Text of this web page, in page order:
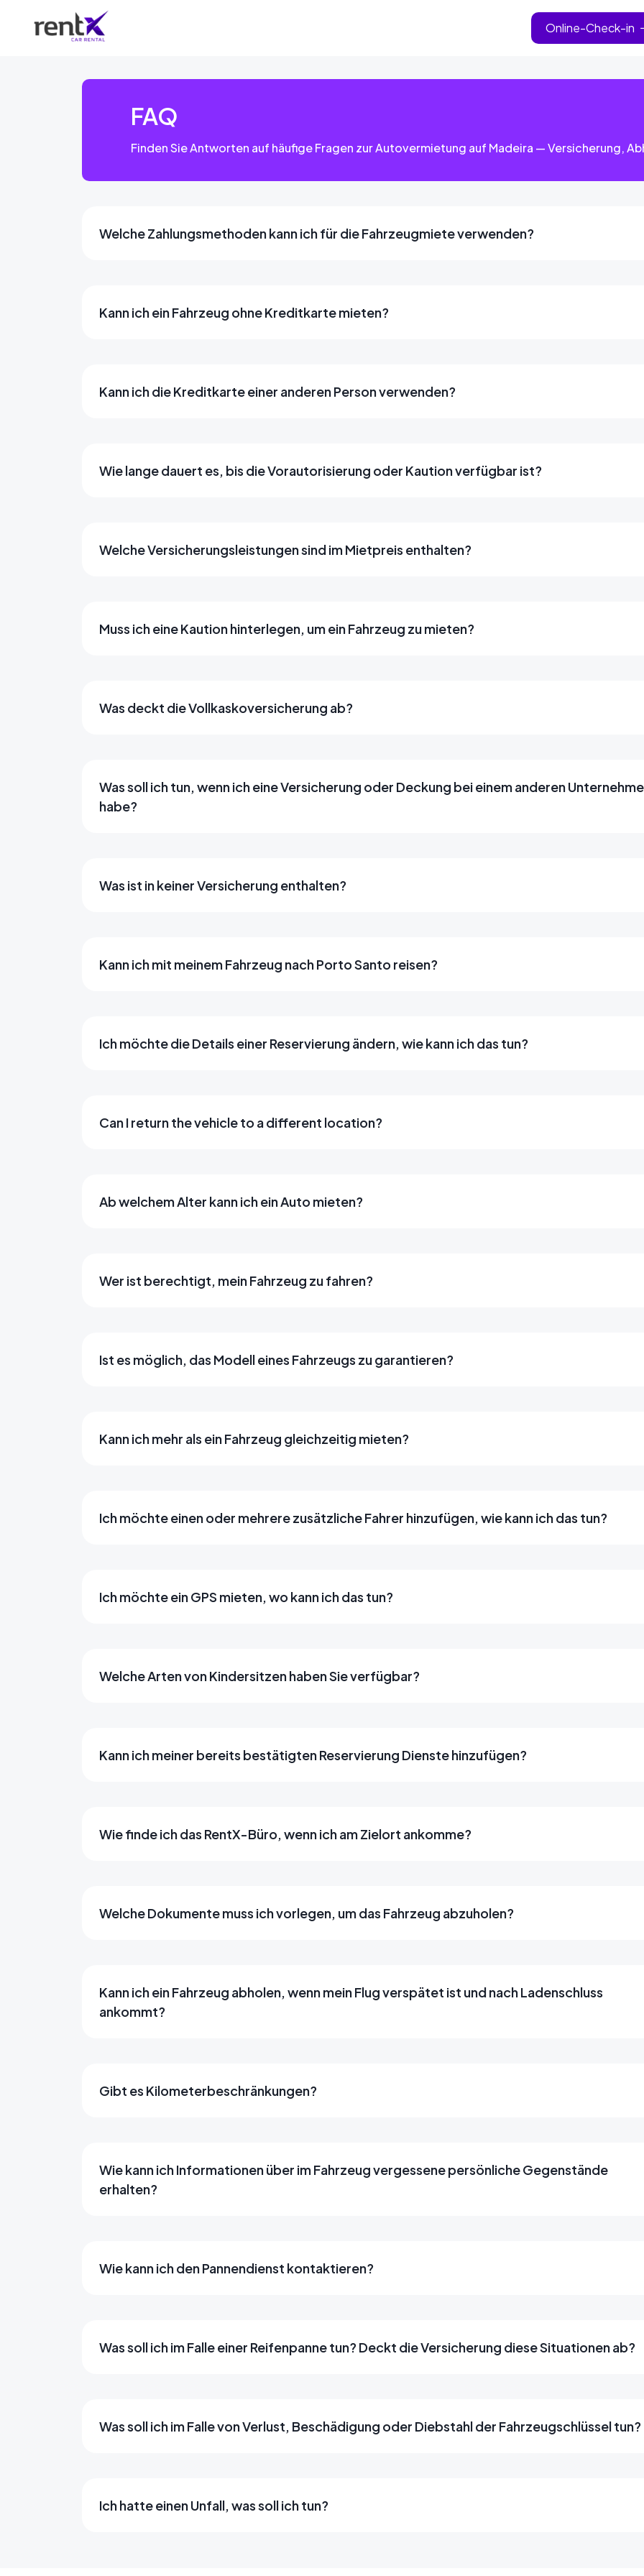
Online-Check-in
FAQ
Finden Sie Antworten auf häufige Fragen zur Autovermietung auf Madeira — Versicherung,
Welche Zahlungsmethoden kann ich für die Fahrzeugmiete verwenden?
Kann ich ein Fahrzeug ohne Kreditkarte mieten?
Kann ich die Kreditkarte einer anderen Person verwenden?
Wie lange dauert es, bis die Vorautorisierung oder Kaution verfügbar ist?
Welche Versicherungsleistungen sind im Mietpreis enthalten?
Muss ich eine Kaution hinterlegen, um ein Fahrzeug zu mieten?
Was deckt die Vollkaskoversicherung ab?
Was soll ich tun, wenn ich eine Versicherung oder Deckung bei einem anderen
habe?
Was ist in keiner Versicherung enthalten?
Kann ich mit meinem Fahrzeug nach Porto Santo reisen?
Ich möchte die Details einer Reservierung ändern, wie kann ich das tun?
Can I return the vehicle to a different location?
Ab welchem Alter kann ich ein Auto mieten?
Wer ist berechtigt, mein Fahrzeug zu fahren?
Ist es möglich, das Modell eines Fahrzeugs zu garantieren?
Kann ich mehr als ein Fahrzeug gleichzeitig mieten?
Ich möchte einen oder mehrere zusätzliche Fahrer hinzufügen, wie kann ich das tun?
Ich möchte ein GPS mieten, wo kann ich das tun?
Welche Arten von Kindersitzen haben Sie verfügbar?
Kann ich meiner bereits bestätigten Reservierung Dienste hinzufügen?
Wie finde ich das RentX-Büro, wenn ich am Zielort ankomme?
Welche Dokumente muss ich vorlegen, um das Fahrzeug abzuholen?
Kann ich ein Fahrzeug abholen, wenn mein Flug verspätet ist und nach Ladenschluss
ankommt?
Gibt es Kilometerbeschränkungen?
Wie kann ich Informationen über im Fahrzeug vergessene persönliche Gegenstände
erhalten?
Wie kann ich den Pannendienst kontaktieren?
Was soll ich im Falle einer Reifenpanne tun? Deckt die Versicherung diese Situationen ab?
Was soll ich im Falle von Verlust, Beschädigung oder Diebstahl der Fahrzeugschlüssel tun?
Ich hatte einen Unfall, was soll ich tun?